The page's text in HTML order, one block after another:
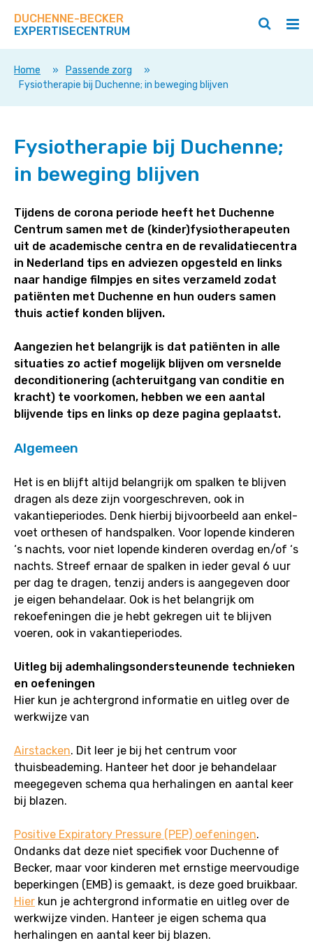
direct
op
deze
DUCHENNE-BECKER
EXPERTISECENTRUM
/
Zoeken
/
Home » Passende zorg
»
Fysiotherapie bij Duchenne; in beweging blijven
bij
Duchenne;
in
blijven
Fysiotherapie bij Duchenne;
in beweging blijven
Tijdens de corona periode heeft het Duchenne
Centrum samen met de (kinder)fysiotherapeuten
uit de academische centra en de revalidatiecentra
in Nederland tips en adviezen opgesteld en links
naar handige filmpjes en sites verzameld zodat
patiënten met Duchenne en hun ouders samen
thuis actief konden blijven.
Aangezien het belangrijk is dat patiënten in alle
situaties zo actief mogelijk blijven om versnelde
deconditionering (achteruitgang van conditie en
kracht) te voorkomen, hebben we een aantal
blijvende tips en links op deze pagina geplaatst.
Algemeen
Het is en blijft altijd belangrijk om spalken te blijven
dragen als deze zijn voorgeschreven, ook in
vakantieperiodes. Denk hierbij bijvoorbeeld aan enkel-
voet orthesen of handspalken. Voor lopende kinderen
‘s nachts, voor niet lopende kinderen overdag en/of ‘s
nachts. Streef ernaar de spalken in ieder geval 6 uur
per dag te dragen, tenzij anders is aangegeven door
je eigen behandelaar. Ook is het belangrijk om
rekoefeningen die je hebt gekregen uit te blijven
voeren, ook in vakantieperiodes.
Uitleg bij ademhalingsondersteunende technieken
en oefeningen
Hier kun je achtergrond informatie en uitleg over de
werkwijze van
Airstacken. Dit leer je bij het centrum voor
thuisbeademing. Hanteer het door je behandelaar
meegegeven schema qua herhalingen en aantal keer
bij blazen.
Positive Expiratory Pressure (PEP) oefeningen.
Ondanks dat deze niet specifiek voor Duchenne of
Becker, maar voor kinderen met ernstige meervoudige
beperkingen (EMB) is gemaakt, is deze goed bruikbaar.
Hier kun je achtergrond informatie en uitleg over de
werkwijze vinden. Hanteer je eigen schema qua
herhalingen en aantal keer bij blazen.